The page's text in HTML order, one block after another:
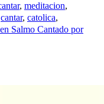
, meditacion,
cantar, catolica,
en Salmo Cantado por